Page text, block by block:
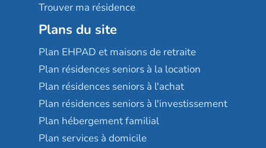
Trouver ma résidence
Plans du site
Plan EHPAD et maisons de retraite
Plan résidences seniors à la location
Plan résidences seniors à l'achat
Plan résidences seniors à l'investissement
Plan hébergement familial
Plan services à domicile